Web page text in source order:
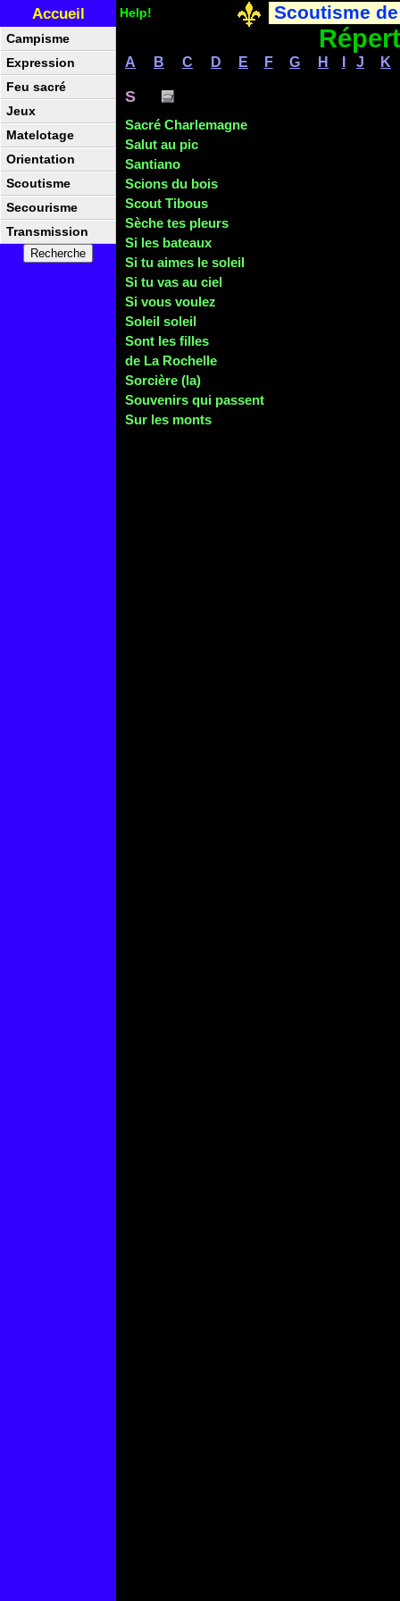
Accueil Help! Scoutisme
A B C D E F G H J K
S
Sacré Charlemagne
Salut au pic
Santiano
Scions du bois
Scout Tibous
Sèche tes pleurs
Si les bateaux
Si tu aimes le soleil
Si tu vas au ciel
Si vous voulez
Soleil soleil
Sont les filles
de La Rochelle
Sorcière (la)
Souvenirs qui passent
Sur les monts
Campisme
Expression
Feu sacré
Jeux
Matelotage
Orientation
Scoutisme
Secourisme
Transmission